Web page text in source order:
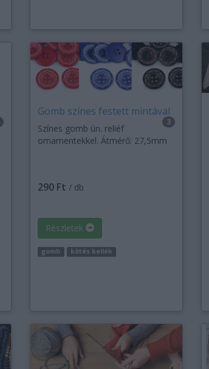
Gomb színes festett mintával
3
Színes gomb ún. reliéf
ornamentekkel. Átmérő: 27,5mm
290 Ft / db
Részletek
gomb kötés kellék